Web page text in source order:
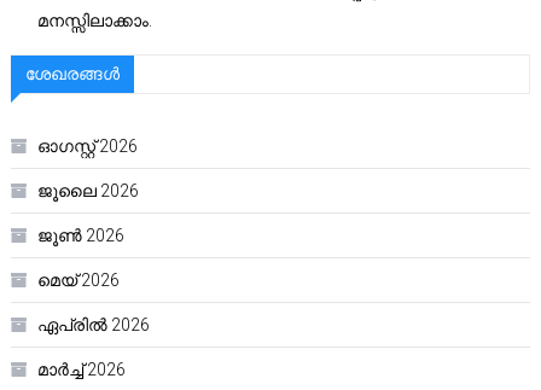
മനസ്സിലാക്കാം.
ശേഖരങ്ങൾ
ഓഗസ്റ്റ്‌ 2026
ജൂലൈ 2026
ജൂൺ 2026
മെയ്‌ 2026
ഏപ്രിൽ 2026
മാർച്ച്‌ 2026